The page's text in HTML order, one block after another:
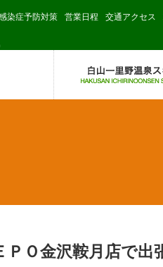
染症予防対策 営業日程 交通アクセス
Ｏ金沢鞍月店で出